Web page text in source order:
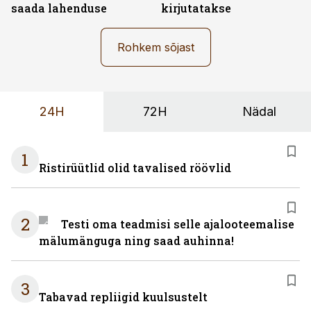
saada lahenduse
kirjutatakse
Rohkem sõjast
24H 72H Nädal
1 Ristirüütlid olid tavalised röövlid
2
Testi oma teadmisi selle ajalooteemalise
mälumänguga ning saad auhinna!
3 Tabavad repliigid kuulsustelt